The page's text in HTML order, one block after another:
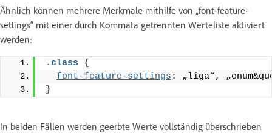
Ähnlich können mehrere Merkmale mithilfe von „font-feature-
settings“ mit einer durch Kommata getrennten Werteliste aktiviert
werden:
.class
{
font-feature-settings : „liga“,
}
In beiden Fällen werden geerbte Werte vollständig überschrieben